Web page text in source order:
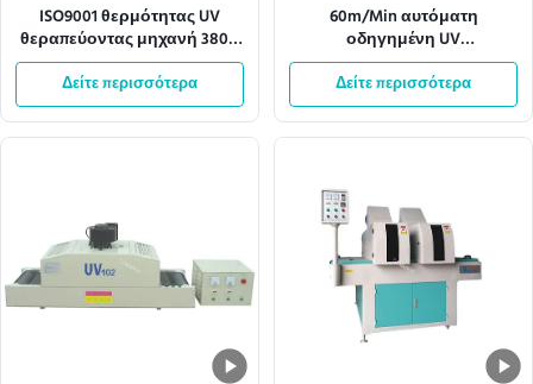
ISO9001 θερμότητας UV
θεραπεύοντας μηχανή 380V
50HZ μεταφορέων
διασκεδασμού ελαφριά
Δείτε περισσότερα
60m/Min αυτόματη
οδηγημένη UV
θεραπεύοντας μηχανή
360mm πλάτος πλέγματος
μεταφορέων
Δείτε περισσότερα